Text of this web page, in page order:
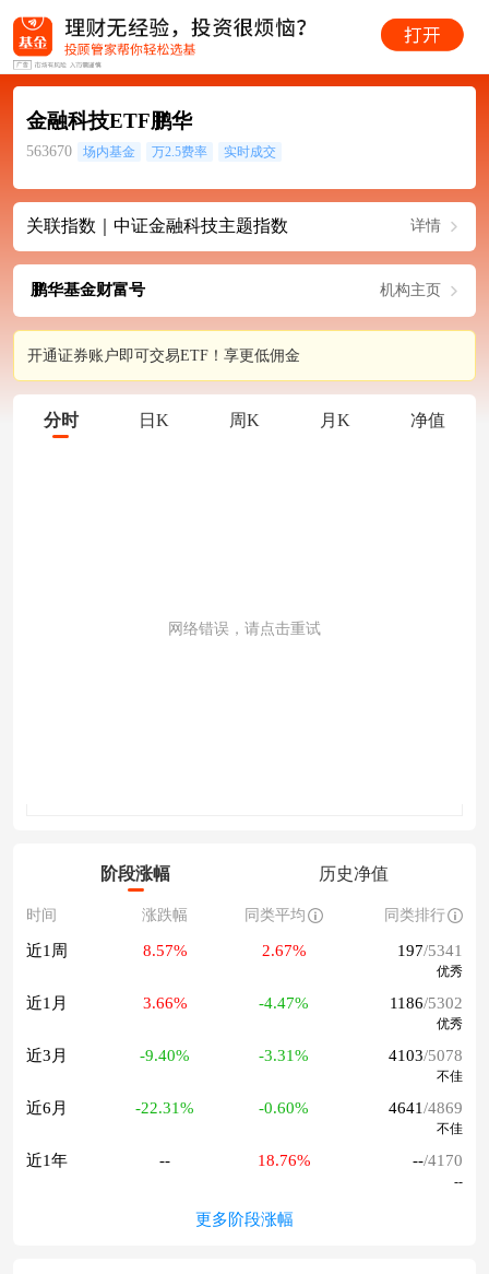
金融科技ETF鹏华
563670 场内基金 万2.5费率 实时成交
关联指数｜中证金融科技主题指数 详情
鹏华基金财富号 机构主页
开通证券账户即可交易ETF！享更低佣金
分时 日K 周K 月K 净值
网络错误，请点击重试
阶段涨幅 历史净值
时间 涨跌幅 同类平均 同类排行
近1周 8.57% 2.67% 197/5341
优秀
近1月 3.66% -4.47% 1186/5302
优秀
近3月 -9.40% -3.31% 4103/5078
不佳
近6月 -22.31% -0.60% 4641/4869
不佳
近1年 -- 18.76% --/4170
--
更多阶段涨幅